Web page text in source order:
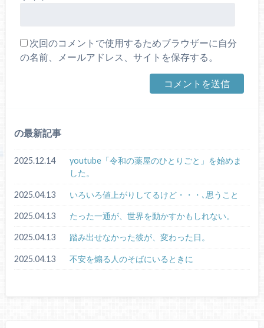
次回のコメントで使用するためブラウザーに自分
の名前、メールアドレス、サイトを保存する。
の最新記事
2025.12.14
youtube「令和の薬屋のひとりごと」を始めま
した。
2025.04.13 いろいろ値上がりしてるけど・・・､思うこと
2025.04.13 たった一通が、世界を動かすかもしれない。
2025.04.13 踏み出せなかった彼が、変わった日。
2025.04.13 不安を煽る人のそばにいるときに